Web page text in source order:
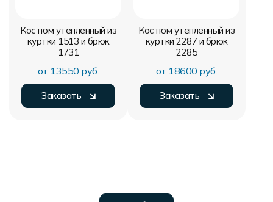
Костюм утеплённый из
куртки 1513 и брюк
1731
от 13550 руб.
Заказать
Костюм утеплённый из
куртки 2287 и брюк
2285
от 18600 руб.
Заказать